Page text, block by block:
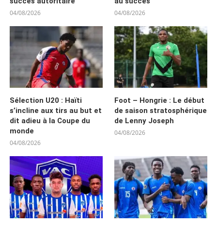
04/08/2026 04/08/2026
Sélection U20 : Haïti
s’incline aux tirs au but et
dit adieu à la Coupe du
monde
04/08/2026
Foot – Hongrie : Le début
de saison stratosphérique
de Lenny Joseph
04/08/2026